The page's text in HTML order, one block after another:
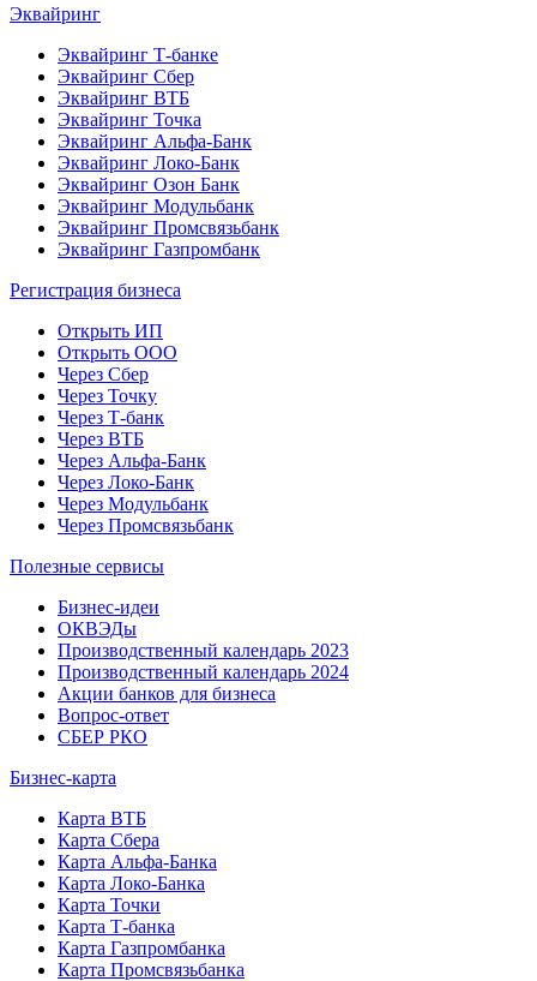
Эквайринг
Эквайринг Т-банке
Эквайринг Сбер
Эквайринг ВТБ
Эквайринг Точка
Эквайринг Альфа-Банк
Эквайринг Локо-Банк
Эквайринг Озон Банк
Эквайринг Модульбанк
Эквайринг Промсвязьбанк
Эквайринг Газпромбанк
Регистрация бизнеса
Открыть ИП
Открыть ООО
Через Сбер
Через Точку
Через Т-банк
Через ВТБ
Через Альфа-Банк
Через Локо-Банк
Через Модульбанк
Через Промсвязьбанк
Полезные сервисы
Бизнес-идеи
ОКВЭДы
Производственный календарь 2023
Производственный календарь 2024
Акции банков для бизнеса
Вопрос-ответ
СБЕР РКО
Бизнес-карта
Карта ВТБ
Карта Сбера
Карта Альфа-Банка
Карта Локо-Банка
Карта Точки
Карта Т-банка
Карта Газпромбанка
Карта Промсвязьбанка